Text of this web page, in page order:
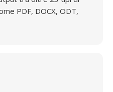
PDF, DOCX, ODT,